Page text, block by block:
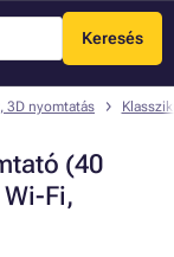
Keresés
Menü
3D nyomtatás
(40
Fi,